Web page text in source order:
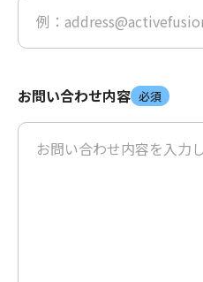
お問い合わせ内容 必須